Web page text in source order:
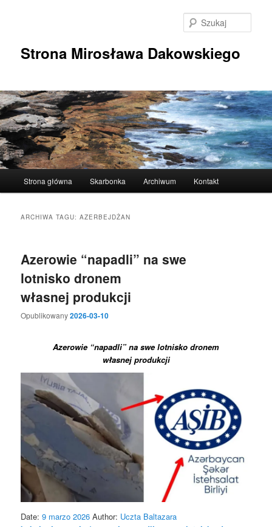
Strona Mirosława Dakowskiego
Strona główna Skarbonka Archiwum Kontakt
ARCHIWA TAGU:AZERBEJDŻAN
Azerowie “napadli” na swe
lotnisko dronem
własnej produkcji
Opublikowany2026-03-10
Azerowie “napadli” na swe lotnisko dronem
własnej produkcji
Date:9 marzo 2026 Author: Uczta Baltazara